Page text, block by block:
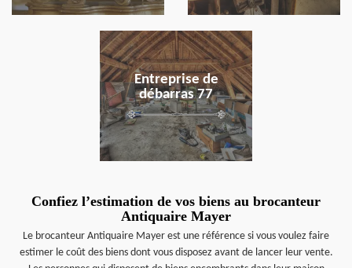
Entreprise de
débarras 77
en savoir plus
Confiez l’estimation de vos biens au brocanteur
Antiquaire Mayer
Le brocanteur Antiquaire Mayer est une référence si vous voulez faire
estimer le coût des biens dont vous disposez avant de lancer leur vente.